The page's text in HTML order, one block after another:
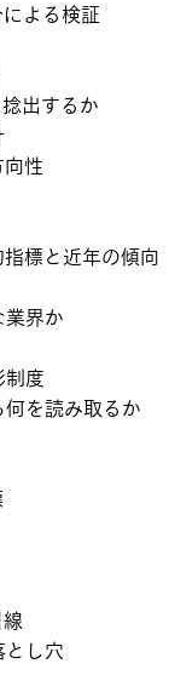
よる検証
出するか
性
標と近年の傾向
界か
度
を読み取るか
し穴